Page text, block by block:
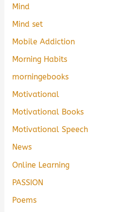
Mind
Mind set
Mobile Addiction
Morning Habits
morningebooks
Motivational
Motivational Books
Motivational Speech
News
Online Learning
PASSION
Poems